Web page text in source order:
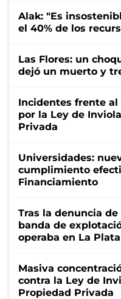
Alak: "Es
el 40% de los
Las Flores: un
dejó un muerto y
Incidentes frente al
por la Ley de
Privada
Universidades:
cumplimiento
Financiamiento
Tras la denuncia
banda de
operaba en La
Masiva
contra la Ley de
Propiedad Privada